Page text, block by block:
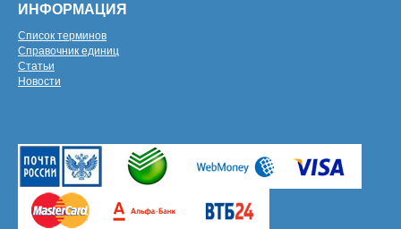
ИНФОРМАЦИЯ
Список терминов
Справочник единиц
Статьи
Новости